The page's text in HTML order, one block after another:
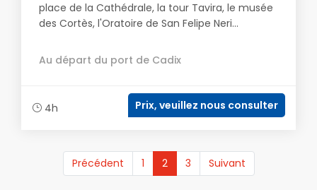
place de la Cathédrale, la tour Tavira, le musée
des Cortès, l'Oratoire de San Felipe Neri...
Au départ du port de Cadix
4h Prix, veuillez nous consulter
Précédent 1 2(current)
3 Suivant